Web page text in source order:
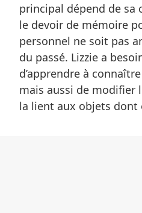
principal dépend de sa
le devoir de mémoire
personnel ne soit pas
du passé. Lizzie a
d’apprendre à
mais aussi de modifier
la lient aux objets dont